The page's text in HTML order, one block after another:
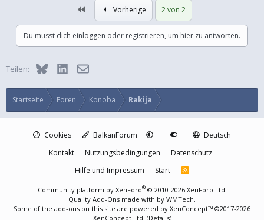
Erste Vorherige 2 von 2
Du musst dich einloggen oder registrieren, um hier zu antworten.
Teilen: BlueskyLinkedInE-Mail
Startseite Foren Konoba Rakija
Cookies BalkanForum
Deutsch
Kontakt
Nutzungsbedingungen
Datenschutz
Hilfe und Impressum
Start
R
Community platform by XenForo® © 2010-2026 XenForo Ltd.
Quality Add-Ons made with by WMTech
Some of the add-ons on this site are powered by XenConcept™ ©2017-2026
XenConcept Ltd. (Details)